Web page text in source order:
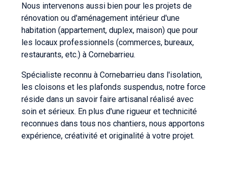
Nous intervenons aussi bien pour les projets de
rénovation ou d'aménagement intérieur d'une
habitation (appartement, duplex, maison) que pour
les locaux professionnels (commerces, bureaux,
restaurants, etc.) à Cornebarrieu.
Spécialiste reconnu à Cornebarrieu dans l'isolation,
les cloisons et les plafonds suspendus, notre force
réside dans un savoir faire artisanal réalisé avec
soin et sérieux. En plus d'une rigueur et technicité
reconnues dans tous nos chantiers, nous apportons
expérience, créativité et originalité à votre projet.